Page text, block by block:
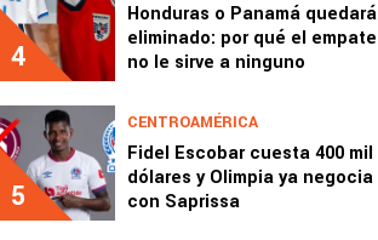
4
Honduras o Panamá quedará
eliminado: por qué el empate
no le sirve a ninguno
5
CENTROAMÉRICA
Fidel Escobar cuesta 400 mil
dólares y Olimpia ya negocia
con Saprissa